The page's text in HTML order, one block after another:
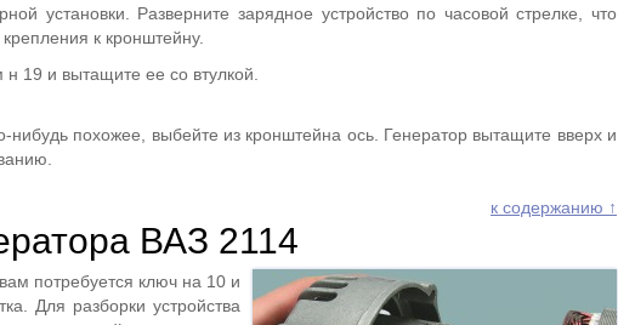
установки. Разверните зарядное устройство по часовой стрелке, что
к кронштейну.
н 19 и вытащите ее со втулкой.
нибудь похожее, выбейте из кронштейна ось. Генератор вытащите вверх и
к содержанию ↑
ВАЗ 2114
потребуется ключ на 10 и
Для разборки устройства